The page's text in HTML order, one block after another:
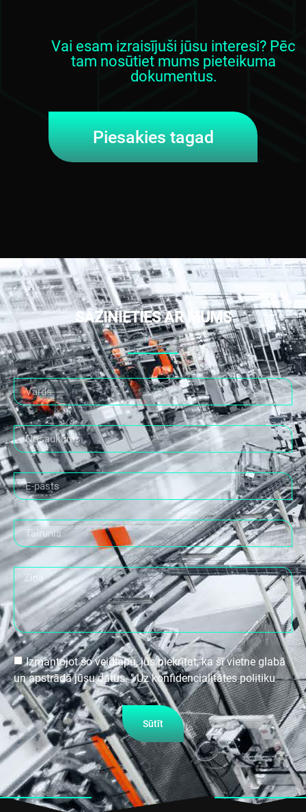
Vai esam izraisījuši jūsu interesi? Pēc
tam nosūtiet mums pieteikuma
dokumentus.
Piesakies tagad
SAZINIETIES AR MUMS
Izmantojot šo veidlapu, jūs piekrītat, ka šī vietne glabā
un apstrādā jūsu datus. " Uz konfidencialitātes politiku
Sūtīt